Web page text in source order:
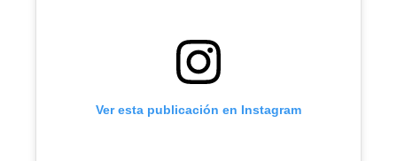
Ver esta publicación en Instagram